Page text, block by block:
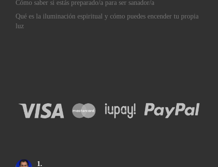
Cómo saber si estás preparado/a para ser sanador/a
Qué es la iluminación espiritual y cómo puedes encender tu propia
luz